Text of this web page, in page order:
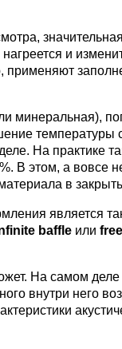
и
применяют
минеральная),
температуры
На практике
В этом, а вовсе
в
является
baffle или
На самом
внутри него